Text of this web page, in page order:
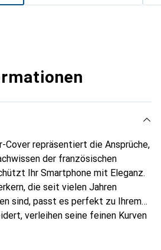
Cover repräsentiert die Ansprüche,
der französischen
Ihr Smartphone mit Eleganz.
die seit vielen Jahren
sind, passt es perfekt zu Ihrem
verleihen seine feinen Kurven
für Ihr Smartphone. Die Marke